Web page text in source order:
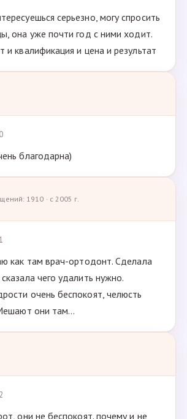
серьезно, могу спросить
она уже почти год с ними ходит.
и квалификация и цена и результат
благодарна)
1910 · с 2005 г.
как там врач-ортодонт. Сделала
чего удалить нужно.
очень беспокоят, челюсть
они там...
они не беспокоят. почему и не